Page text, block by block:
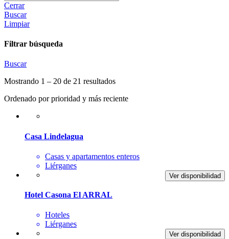
Cerrar
Buscar
Limpiar
Filtrar búsqueda
Buscar
Mostrando 1 – 20 de 21 resultados
Ordenado por prioridad y más reciente
Casa Lindelagua
Casas y apartamentos enteros
Liérganes
Ver disponibilidad
Hotel Casona El ARRAL
Hoteles
Liérganes
Ver disponibilidad